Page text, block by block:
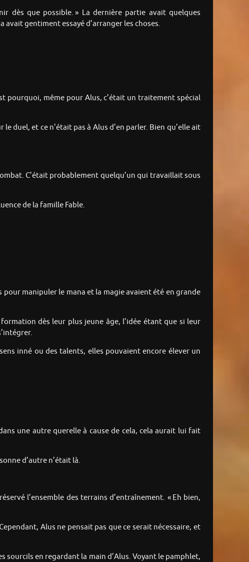
dès que possible. » La dernière partie avait quelques
avait gentiment essayé d’arranger les choses.
pourquoi, même pour Alus, c’était un traitement spécial
duel, et ce n’était pas à Alus d’en parler. Bien qu’elle ait
C’était probablement quelqu’un qui travaillait sous
de la famille Fable.
pour manipuler le mana et la magie avaient été en grande
dès leur plus jeune âge, l’idée étant que si leur
inné ou des talents, elles pouvaient encore élever un
une autre querelle à cause de cela, cela aurait lui fait
d’autre n’était là.
l’ensemble des terrains d’entraînement. « Eh bien,
Alus ne pensait pas que ce serait nécessaire, et
sourcils en regardant la main d’Alus. Voyant le pamphlet,